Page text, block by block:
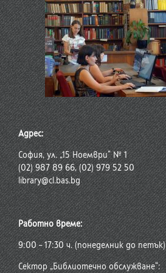
Адрес:
София, ул. „15 Ноември“ № 1
(02) 987 89 66, (02) 979 52 50
library@cl.bas.bg
Работно време:
9:00 – 17:30 ч. (понеделник до петък)
Сектор „Библиотечно обслужване“: